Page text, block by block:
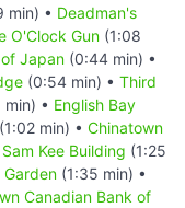
min) • Deadman's
O'Clock Gun (1:08
Japan (0:44 min) •
(0:54 min) • Third
• English Bay
(1:02 min) • Chinatown
Kee Building (1:25
Garden (1:35 min) •
Canadian Bank of